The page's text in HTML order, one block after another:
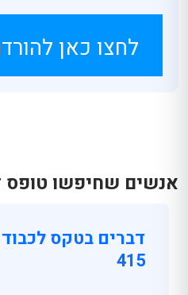
לחצו כאן
אנשים שחיפשו טופס
דברים בטקס
415